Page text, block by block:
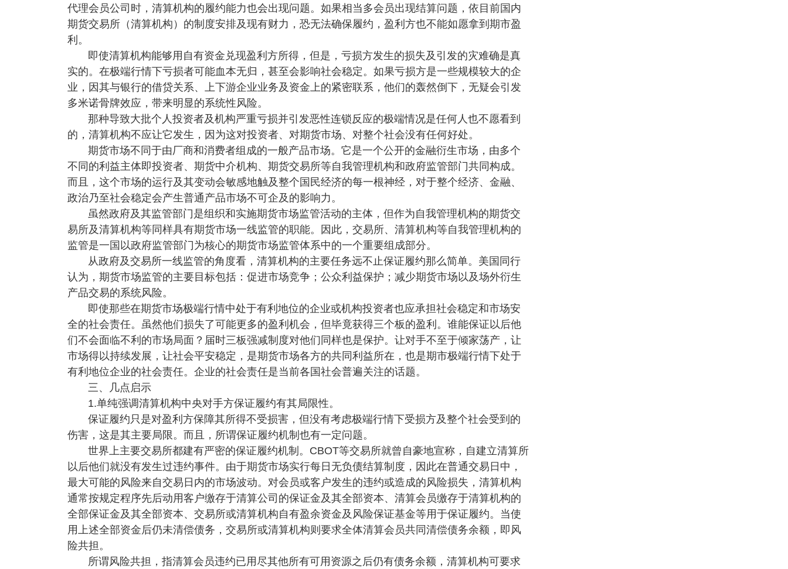
代理会员公司时，清算机构的履约能力也会出现问题。如果相当多会员出现结算问题，依目前国内
期货交易所（清算机构）的制度安排及现有财力，恐无法确保履约，盈利方也不能如愿拿到期市盈
利。
即使清算机构能够用自有资金兑现盈利方所得，但是，亏损方发生的损失及引发的灾难确是真
实的。在极端行情下亏损者可能血本无归，甚至会影响社会稳定。如果亏损方是一些规模较大的企
业，因其与银行的借贷关系、上下游企业业务及资金上的紧密联系，他们的轰然倒下，无疑会引发
多米诺骨牌效应，带来明显的系统性风险。
那种导致大批个人投资者及机构严重亏损并引发恶性连锁反应的极端情况是任何人也不愿看到
的，清算机构不应让它发生，因为这对投资者、对期货市场、对整个社会没有任何好处。
期货市场不同于由厂商和消费者组成的一般产品市场。它是一个公开的金融衍生市场，由多个
不同的利益主体即投资者、期货中介机构、期货交易所等自我管理机构和政府监管部门共同构成。
而且，这个市场的运行及其变动会敏感地触及整个国民经济的每一根神经，对于整个经济、金融、
政治乃至社会稳定会产生普通产品市场不可企及的影响力。
虽然政府及其监管部门是组织和实施期货市场监管活动的主体，但作为自我管理机构的期货交
易所及清算机构等同样具有期货市场一线监管的职能。因此，交易所、清算机构等自我管理机构的
监管是一国以政府监管部门为核心的期货市场监管体系中的一个重要组成部分。
从政府及交易所一线监管的角度看，清算机构的主要任务远不止保证履约那么简单。美国同行
认为，期货市场监管的主要目标包括：促进市场竞争；公众利益保护；减少期货市场以及场外衍生
产品交易的系统风险。
即使那些在期货市场极端行情中处于有利地位的企业或机构投资者也应承担社会稳定和市场安
全的社会责任。虽然他们损失了可能更多的盈利机会，但毕竟获得三个板的盈利。谁能保证以后他
们不会面临不利的市场局面？届时三板强减制度对他们同样也是保护。让对手不至于倾家荡产，让
市场得以持续发展，让社会平安稳定，是期货市场各方的共同利益所在，也是期市极端行情下处于
有利地位企业的社会责任。企业的社会责任是当前各国社会普遍关注的话题。
三、几点启示
1.单纯强调清算机构中央对手方保证履约有其局限性。
保证履约只是对盈利方保障其所得不受损害，但没有考虑极端行情下受损方及整个社会受到的
伤害，这是其主要局限。而且，所谓保证履约机制也有一定问题。
世界上主要交易所都建有严密的保证履约机制。CBOT等交易所就曾自豪地宣称，自建立清算所
以后他们就没有发生过违约事件。由于期货市场实行每日无负债结算制度，因此在普通交易日中，
最大可能的风险来自交易日内的市场波动。对会员或客户发生的违约或造成的风险损失，清算机构
通常按规定程序先后动用客户缴存于清算公司的保证金及其全部资本、清算会员缴存于清算机构的
全部保证金及其全部资本、交易所或清算机构自有盈余资金及风险保证基金等用于保证履约。当使
用上述全部资金后仍未清偿债务，交易所或清算机构则要求全体清算会员共同清偿债务余额，即风
险共担。
所谓风险共担，指清算会员违约已用尽其他所有可用资源之后仍有债务余额，清算机构可要求